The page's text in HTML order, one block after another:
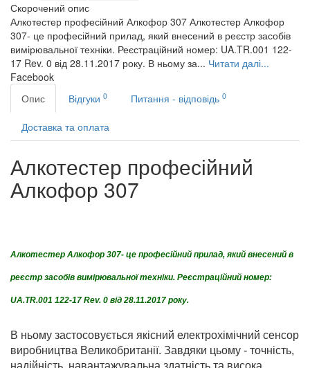
Скорочений опис
Алкотестер професійний Алкофор 307 Алкотестер Алкофор
307- це професійний прилад, який внесений в реєстр засобів
вимірювальної техніки. Реєстраційний номер: UA.TR.001 122-
17 Rev. 0 від 28.11.2017 року. В ньому за... Читати далі...
Facebook
Опис
Відгуки 0 Питання - відповідь 0
Доставка та оплата
Алкотестер професійний
Алкофор 307
Алкотестер Алкофор 307- це професійний прилад, який внесений в
реєстр засобів вимірювальної техніки. Реєстраційний номер:
UA.TR.001 122-17 Rev. 0 від 28.11.2017 року.
В ньому застосовується якісний електрохімічний сенсор
виробництва Великобританії. Завдяки цьому - точність,
надійність, навантажувальна здатність та висока